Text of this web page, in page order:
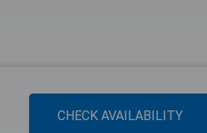
CHECK AVAILABILITY